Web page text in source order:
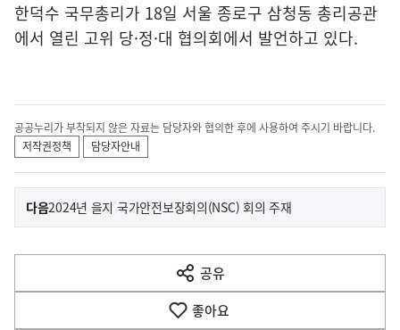
한덕수 국무총리가 18일 서울 종로구 삼청동 총리공관
에서 열린 고위 당·정·대 협의회에서 발언하고 있다.
공공누리가 부착되지 않은 자료는 담당자와 협의한 후에 사용하여 주시기 바랍니다.
저작권정책
담당자안내
이
전
다
음
다음기
사
2024년 을지 국가안전보장회의(NSC) 회의 주재
공유
열
기
좋아요